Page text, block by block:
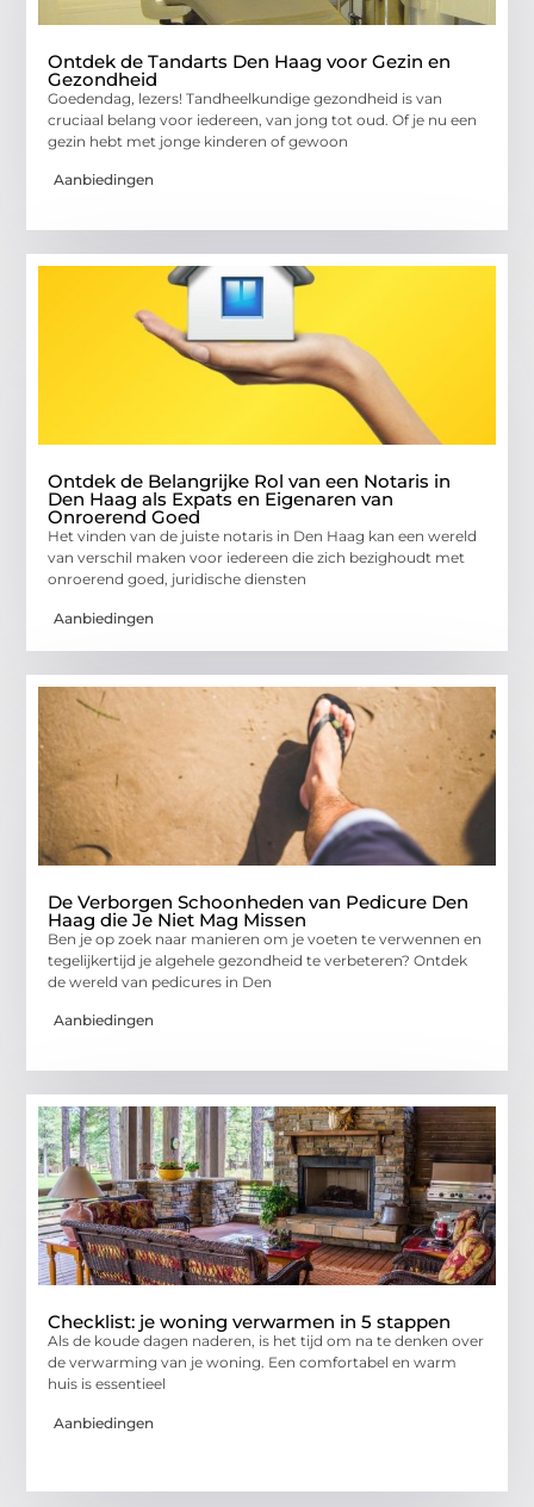
Ontdek de Tandarts Den Haag voor Gezin en
Gezondheid
Goedendag, lezers! Tandheelkundige gezondheid is van
cruciaal belang voor iedereen, van jong tot oud. Of je nu een
gezin hebt met jonge kinderen of gewoon
Aanbiedingen
Ontdek de Belangrijke Rol van een Notaris in
Den Haag als Expats en Eigenaren van
Onroerend Goed
Het vinden van de juiste notaris in Den Haag kan een wereld
van verschil maken voor iedereen die zich bezighoudt met
onroerend goed, juridische diensten
Aanbiedingen
De Verborgen Schoonheden van Pedicure Den
Haag die Je Niet Mag Missen
Ben je op zoek naar manieren om je voeten te verwennen en
tegelijkertijd je algehele gezondheid te verbeteren? Ontdek
de wereld van pedicures in Den
Aanbiedingen
Checklist: je woning verwarmen in 5 stappen
Als de koude dagen naderen, is het tijd om na te denken over
de verwarming van je woning. Een comfortabel en warm
huis is essentieel
Aanbiedingen